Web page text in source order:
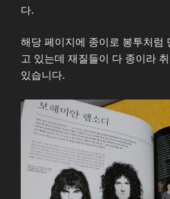
다.
해당 페이지에 종이로 봉투처럼
고 있는데 재질들이 다 종이라
있습니다.